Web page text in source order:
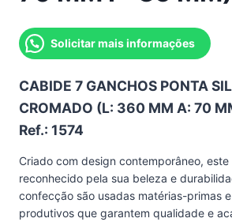
Solicitar mais informações
CABIDE 7 GANCHOS PONTA
CROMADO (L: 360 MM A: 70
Ref.: 1574
Criado com design contemporâneo, este
reconhecido pela sua beleza e
confecção são usadas matérias-primas
produtivos que garantem qualidade e